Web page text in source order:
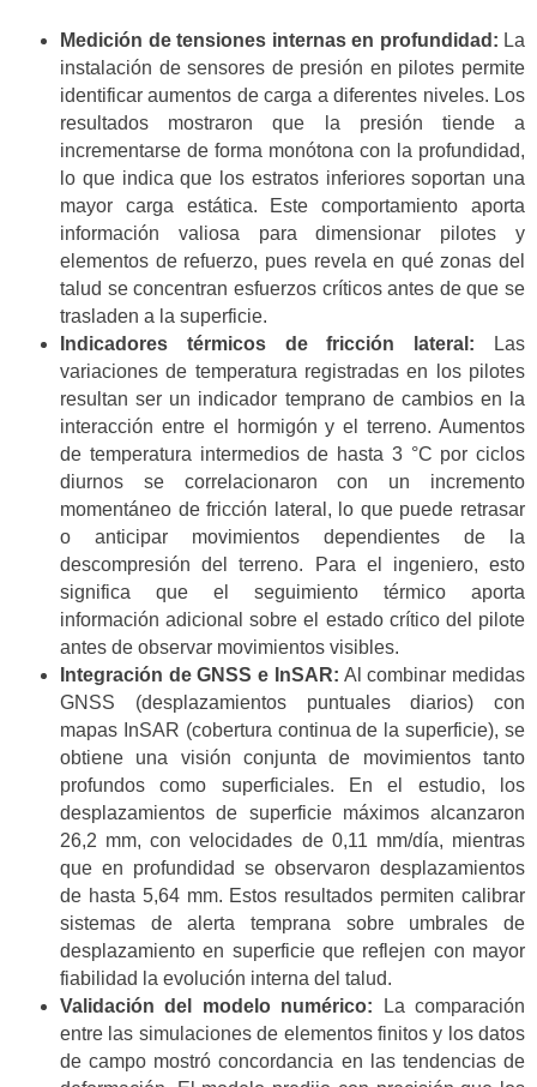
Medición de tensiones internas en profundidad: La
instalación de sensores de presión en pilotes permite
identificar aumentos de carga a diferentes niveles. Los
resultados mostraron que la presión tiende a
incrementarse de forma monótona con la profundidad,
lo que indica que los estratos inferiores soportan una
mayor carga estática. Este comportamiento aporta
información valiosa para dimensionar pilotes y
elementos de refuerzo, pues revela en qué zonas del
talud se concentran esfuerzos críticos antes de que se
trasladen a la superficie.
Indicadores térmicos de fricción lateral: Las
variaciones de temperatura registradas en los pilotes
resultan ser un indicador temprano de cambios en la
interacción entre el hormigón y el terreno. Aumentos
de temperatura intermedios de hasta 3 °C por ciclos
diurnos se correlacionaron con un incremento
momentáneo de fricción lateral, lo que puede retrasar
o anticipar movimientos dependientes de la
descompresión del terreno. Para el ingeniero, esto
significa que el seguimiento térmico aporta
información adicional sobre el estado crítico del pilote
antes de observar movimientos visibles.
Integración de GNSS e InSAR: Al combinar medidas
GNSS (desplazamientos puntuales diarios) con
mapas InSAR (cobertura continua de la superficie), se
obtiene una visión conjunta de movimientos tanto
profundos como superficiales. En el estudio, los
desplazamientos de superficie máximos alcanzaron
26,2 mm, con velocidades de 0,11 mm/día, mientras
que en profundidad se observaron desplazamientos
de hasta 5,64 mm. Estos resultados permiten calibrar
sistemas de alerta temprana sobre umbrales de
desplazamiento en superficie que reflejen con mayor
fiabilidad la evolución interna del talud.
Validación del modelo numérico: La comparación
entre las simulaciones de elementos finitos y los datos
de campo mostró concordancia en las tendencias de